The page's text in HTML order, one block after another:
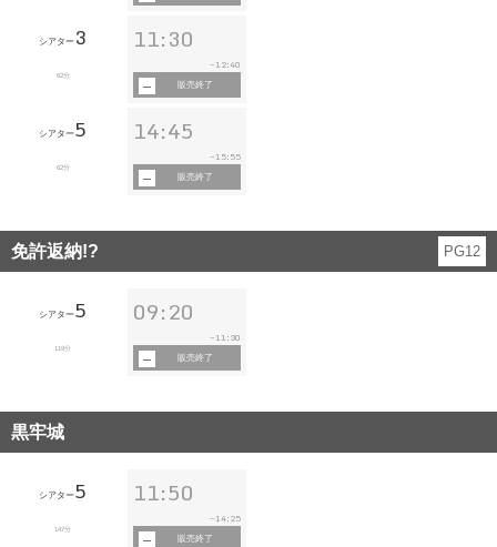
シアター 3
62分
11:30
~12:40
販売終了
シアター5
62分
14:45
~15:55
販売終了
免許返納!? PG12
シアター5
119分
09:20
~11:30
販売終了
黒牢城
シアター5
147分
11:50
~14:25
販売終了